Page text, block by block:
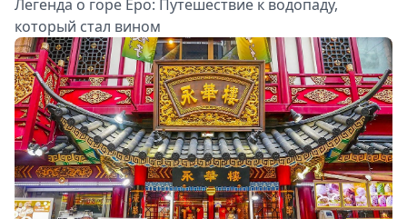
Легенда о горе Ёро: Путешествие к водопаду,
который стал вином